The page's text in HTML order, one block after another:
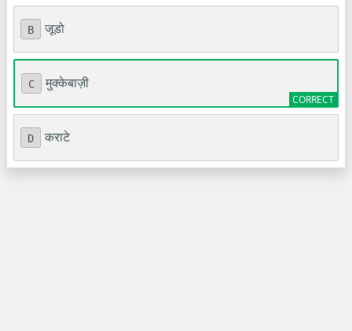
B जूडो
C मुक्केबाज़ी
D कराटे